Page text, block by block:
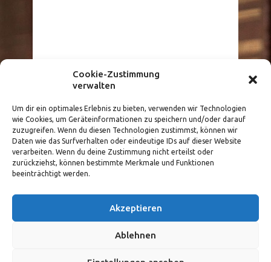
Cookie-Zustimmung
verwalten
Um dir ein optimales Erlebnis zu bieten, verwenden wir Technologien
wie Cookies, um Geräteinformationen zu speichern und/oder darauf
zuzugreifen. Wenn du diesen Technologien zustimmst, können wir
Daten wie das Surfverhalten oder eindeutige IDs auf dieser Website
verarbeiten. Wenn du deine Zustimmung nicht erteilst oder
zurückziehst, können bestimmte Merkmale und Funktionen
beeinträchtigt werden.
Akzeptieren
Ablehnen
Größere Karte anzeigen
Copyright 2015 - 2025 IRB
Communications